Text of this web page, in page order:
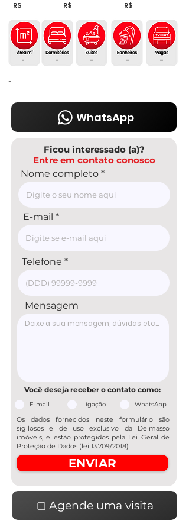
R$ R$ R$
-
-
- - -
-
WhatsApp
Ficou interessado (a)?
Entre em contato conosco
Nome completo
E-mail
Telefone
Mensagem
Você deseja receber o contato como:
E-mail Ligação WhatsApp
Os dados fornecidos neste formulário são
sigilosos e de uso exclusivo da Delmasso
imóveis, e estão protegidos pela Lei Geral de
Proteção de Dados (lei 13.709/2018)
ENVIAR
Agende uma visita